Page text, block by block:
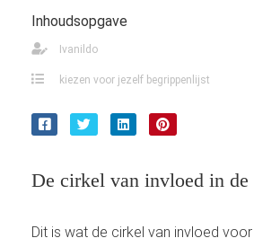
Inhoudsopgave
Ivanildo
kiezen voor jezelf begrippenlijst
De cirkel van invloed in
Dit is wat de cirkel van invloed